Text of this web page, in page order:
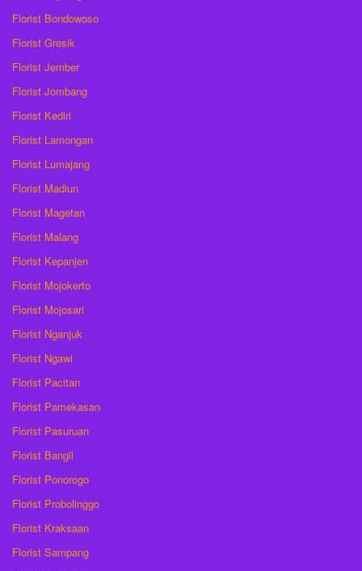
Florist Bondowoso
Florist Gresik
Florist Jember
Florist Jombang
Florist Kediri
Florist Lamongan
Florist Lumajang
Florist Madiun
Florist Magetan
Florist Malang
Florist Kepanjen
Florist Mojokerto
Florist Mojosari
Florist Nganjuk
Florist Ngawi
Florist Pacitan
Florist Pamekasan
Florist Pasuruan
Florist Bangil
Florist Ponorogo
Florist Probolinggo
Florist Kraksaan
Florist Sampang